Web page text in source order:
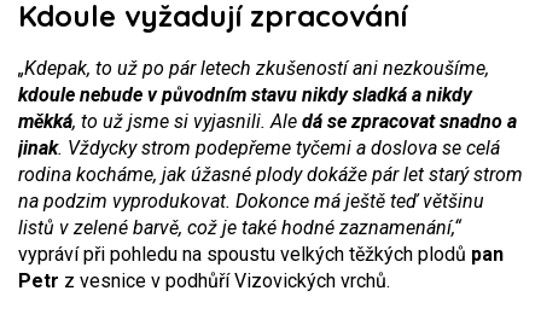
Kdoule vyžadují zpracování
„Kdepak, to už po pár letech zkušeností ani nezkoušíme,
kdoule nebude v původním stavu nikdy sladká a nikdy
měkká, to už jsme si vyjasnili. Ale dá se zpracovat snadno a
jinak. Vždycky strom podepřeme tyčemi a doslova se celá
rodina kocháme, jak úžasné plody dokáže pár let starý strom
na podzim vyprodukovat. Dokonce má ještě teď většinu
listů v zelené barvě, což je také hodné zaznamenání,“
vypráví při pohledu na spoustu velkých těžkých plodů pan
Petr z vesnice v podhůří Vizovických vrchů.